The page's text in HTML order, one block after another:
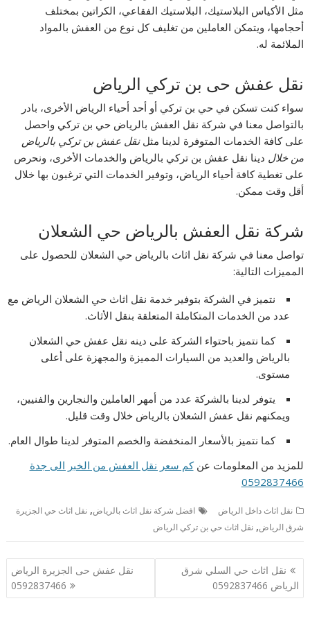
مثل الأكياس البلاستيك، البلاستيك الفقاعي، الكراتين بمختلف
أحجامها، ويتمكن العاملين من تغليف كل نوع من العفش بالمواد
الملائمة له.
نقل عفش حى بن تركي الرياض
سواء كنت تسكن في حي بن تركي أو أحد أحياء الرياض الأخرى، بادر
بالتواصل معنا في شركة نقل العفش بالرياض حي بن تركي واحصل
على كافة الخدمات المتوفرة لدينا مثلنقل عفش بن تركي بالرياض
من خلال دينا نقل عفش بن تركي بالرياض والخدمات الأخرى، ونحرص
على تغطية كافة أحياء الرياض، وتوفير الخدمات التي ترغبون بها خلال
أقل وقت ممكن.
شركة نقل العفش بالرياض حي الشعلان
تواصل معنا في شركة نقل اثاث بالرياض حي الشعلان للحصول على
المميزات التالية:
نتميز في الشركة بتوفير خدمة نقل اثاث حي الشعلان الرياض مع
عدد من الخدمات المتكاملة المتعلقة بنقل الأثاث.
كما نتميز باحتواء الشركة على دينه نقل عفش حي الشعلان
بالرياض والعديد من السيارات المميزة والمجهزة على أعلى
مستوى.
يتوفر لدينا بالشركة عدد من أمهر العاملين والنجارين والفنيين،
ويمكنهم نقل عفش الشعلان بالرياض خلال وقت قليل.
كما نتميز بالأسعار المنخفضة والخصم المتوفر لدينا طوال العام.
للمزيد من المعلومات عنكم سعر نقل العفش من الخبر الى جدة
0592837466
نقل اثاث داخل الرياض افضل شركة نقل اثاث بالرياض,نقل اثاث حي الجزيرة
شرق الرياض,نقل اثاث حي بن تركي الرياض
تصفّح
المقالات
نقل اثاث حي السلي شرق
الرياض 0592837466
نقل عفش حى الجزيرة الرياض
0592837466